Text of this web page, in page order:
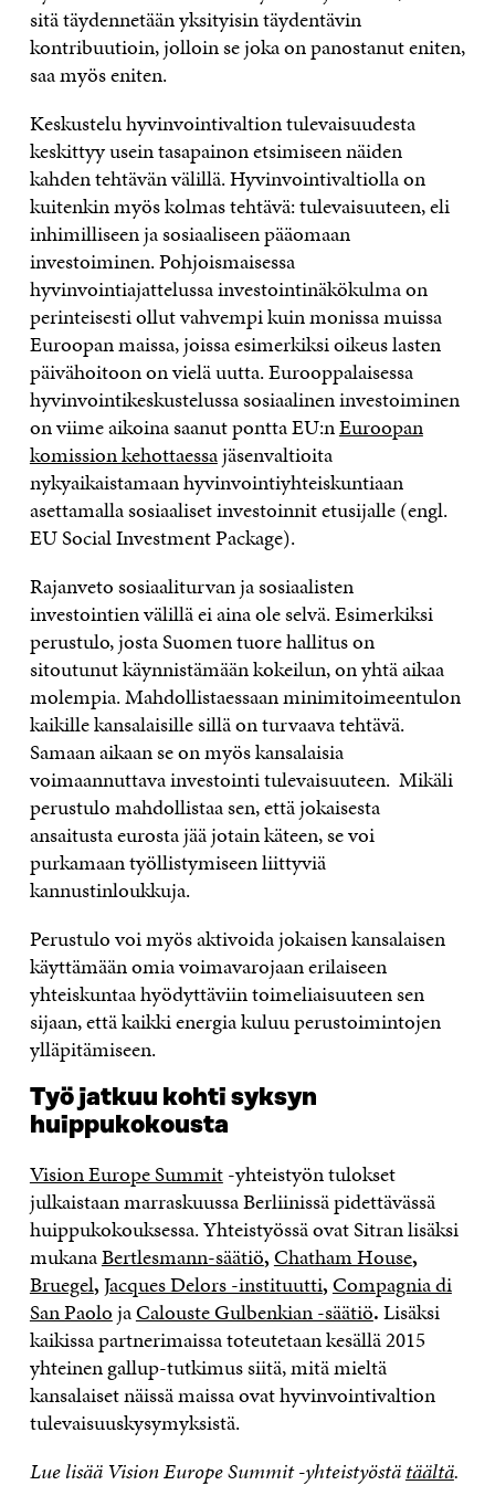
sitä täydennetään yksityisin täydentävin
kontribuutioin, jolloin se joka on panostanut eniten,
saa myös eniten.
Keskustelu hyvinvointivaltion tulevaisuudesta
keskittyy usein tasapainon etsimiseen näiden
kahden tehtävän välillä. Hyvinvointivaltiolla on
kuitenkin myös kolmas tehtävä: tulevaisuuteen, eli
inhimilliseen ja sosiaaliseen pääomaan
investoiminen. Pohjoismaisessa
hyvinvointiajattelussa investointinäkökulma on
perinteisesti ollut vahvempi kuin monissa muissa
Euroopan maissa, joissa esimerkiksi oikeus lasten
päivähoitoon on vielä uutta. Eurooppalaisessa
hyvinvointikeskustelussa sosiaalinen investoiminen
on viime aikoina saanut pontta EU:nEuroopan
komission kehottaessajäsenvaltioita
nykyaikaistamaan hyvinvointiyhteiskuntiaan
asettamalla sosiaaliset investoinnit etusijalle (engl.
EU Social Investment Package).
Rajanveto sosiaaliturvan ja sosiaalisten
investointien välillä ei aina ole selvä. Esimerkiksi
perustulo, josta Suomen tuore hallitus on
sitoutunut käynnistämään kokeilun, on yhtä aikaa
molempia. Mahdollistaessaan minimitoimeentulon
kaikille kansalaisille sillä on turvaava tehtävä.
Samaan aikaan se on myös kansalaisia
voimaannuttava investointi tulevaisuuteen. Mikäli
perustulo mahdollistaa sen, että jokaisesta
ansaitusta eurosta jää jotain käteen, se voi
purkamaan työllistymiseen liittyviä
kannustinloukkuja.
Perustulo voi myös aktivoida jokaisen kansalaisen
käyttämään omia voimavarojaan erilaiseen
yhteiskuntaa hyödyttäviin toimeliaisuuteen sen
sijaan, että kaikki energia kuluu perustoimintojen
ylläpitämiseen.
Työ jatkuu kohti syksyn
huippukokousta
Vision Europe Summit-yhteistyön tulokset
julkaistaan marraskuussa Berliinissä pidettävässä
huippukokouksessa. Yhteistyössä ovat Sitran lisäksi
mukanaBertlesmann-säätiö,Chatham House,
Bruegel,Jacques Delors -instituutti,Compagnia di
San PaolojaCalouste Gulbenkian -säätiö.Lisäksi
kaikissa partnerimaissa toteutetaan kesällä 2015
yhteinen gallup-tutkimus siitä, mitä mieltä
kansalaiset näissä maissa ovat hyvinvointivaltion
tulevaisuuskysymyksistä.
Lue lisää Vision Europe Summit -yhteistyöstätäältä.